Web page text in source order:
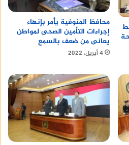
محافظ المنوفية يأمر بإنهاء
إجراءات التأمين الصحى لمواطن
يعانى من ضعف بالسمع
4 أبريل، 2022